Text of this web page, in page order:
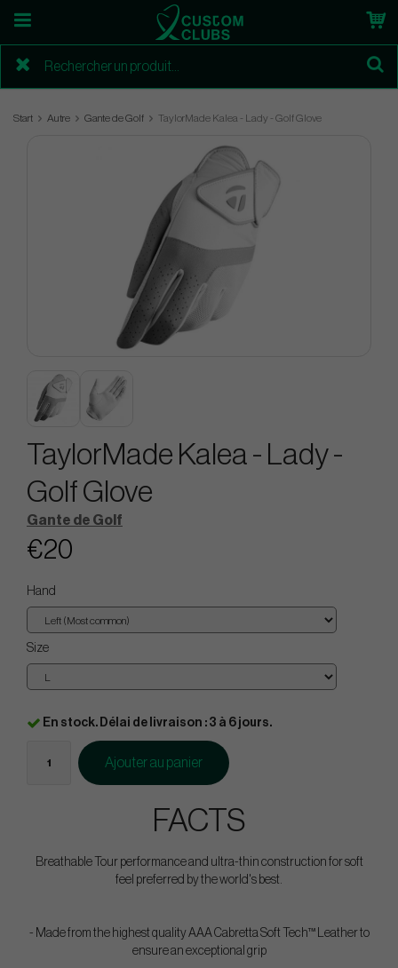
Start Autre Gante de Golf TaylorMade Kalea - Lady - Golf Glove
TaylorMade Kalea - Lady -
Golf Glove
Gante de Golf
€20
Hand
Size
En stock. Délai de livraison : 3 à 6 jours.
Ajouter au panier
FACTS
Breathable Tour performance and ultra-thin construction for soft
feel preferred by the world's best.
- Made from the highest quality AAA Cabretta Soft Tech™ Leather to
ensure an exceptional grip